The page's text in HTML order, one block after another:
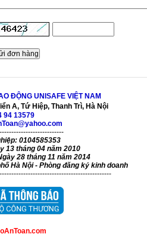
ĐỘNG UNISAFE VIỆT NAM
A, Tứ Hiệp, Thanh Trì, Hà Nội
94 13579
0104585353
13 tháng 04 năm 2010
28 tháng 11 năm 2014
Hà Nội - Phòng đăng ký kinh doanh